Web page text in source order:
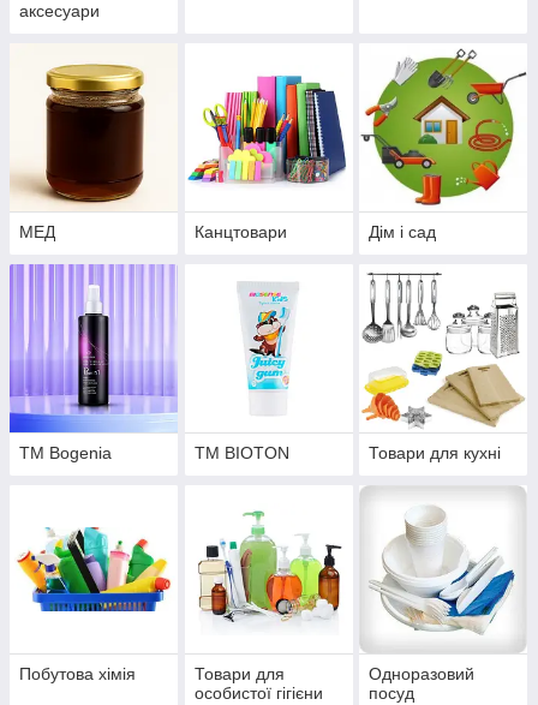
аксесуари
МЕД Канцтовари Дім і сад
ТМ Bogenia ТМ BIOTON Товари для кухні
Побутова хімія
Товари для
особистої гігієни
Одноразовий
посуд